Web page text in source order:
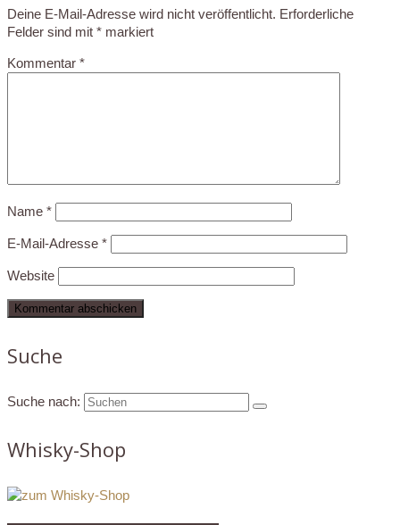
Deine E-Mail-Adresse wird nicht veröffentlicht. Erforderliche
Felder sind mit * markiert
Kommentar *
Name *
E-Mail-Adresse *
Website
Suche
Suche nach:
Whisky-Shop